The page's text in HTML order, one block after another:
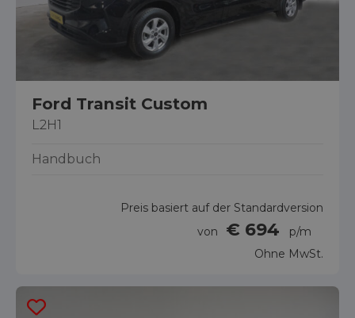
Ford Transit Custom
L2H1
Handbuch
Preis basiert auf der Standardversion
von
€ 694
p/m
Ohne MwSt.